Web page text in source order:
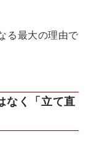
る最大の理由で
なく「立て直